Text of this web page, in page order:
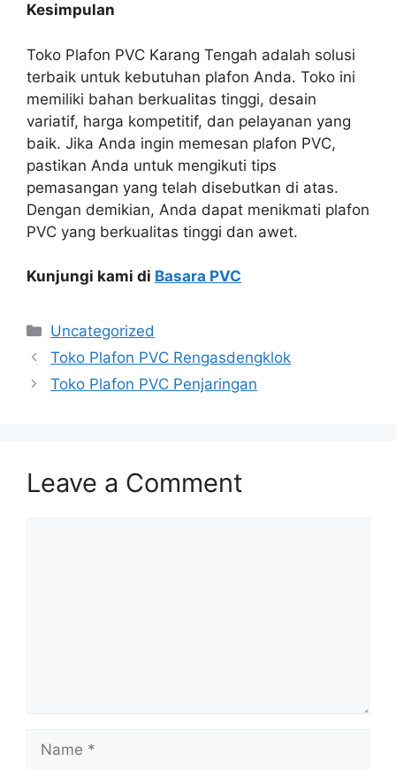
Kesimpulan
Toko Plafon PVC Karang Tengah adalah solusi
terbaik untuk kebutuhan plafon Anda. Toko ini
memiliki bahan berkualitas tinggi, desain
variatif, harga kompetitif, dan pelayanan yang
baik. Jika Anda ingin memesan plafon PVC,
pastikan Anda untuk mengikuti tips
pemasangan yang telah disebutkan di atas.
Dengan demikian, Anda dapat menikmati plafon
PVC yang berkualitas tinggi dan awet.
Kunjungi kami di Basara PVC
Categories
Uncategorized
Toko Plafon PVC Rengasdengklok
Toko Plafon PVC Penjaringan
Leave a Comment
Name